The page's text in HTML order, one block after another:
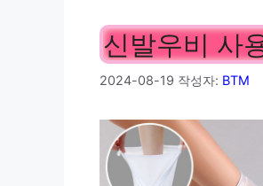
신발우비 사
2024-08-19 작성자: BTM